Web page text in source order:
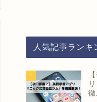
人気記事ランキ
1
徹